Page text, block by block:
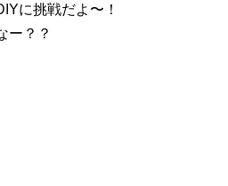
に挑戦だよ〜！
ー？？